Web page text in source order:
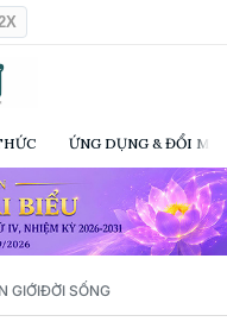
ỨNG DỤNG & ĐỔI
GIỚIĐỜI SỐNG